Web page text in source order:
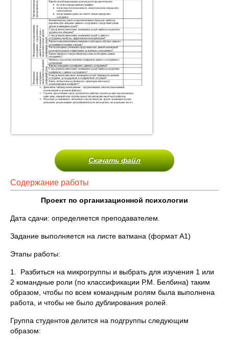
Скачать файл
Содержание работы
Проект по организационной психологии
Дата сдачи: определяется преподавателем.
Задание выполняется на листе ватмана (формат А1)
Этапы работы:
1. Разбиться на микрогруппы и выбрать для изучения 1 или
2 командные роли (по классификации Р.М. Белбина) таким
образом, чтобы по всем командным ролям была выполнена
работа, и чтобы не было дублирования ролей.
Группа студентов делится на подгруппы следующим
образом: